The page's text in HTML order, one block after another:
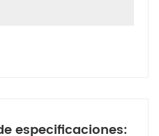
especificaciones: